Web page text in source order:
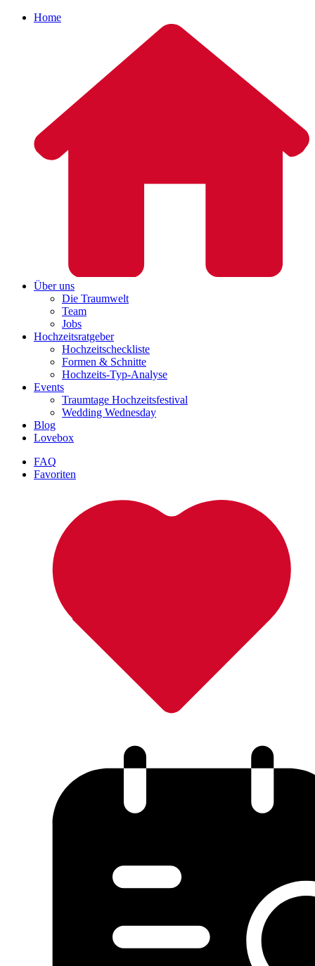
Home
Über uns
Die Traumwelt
Team
Jobs
Hochzeitsratgeber
Hochzeitscheckliste
Formen & Schnitte
Hochzeits-Typ-Analyse
Events
Traumtage Hochzeitsfestival
Wedding Wednesday
Blog
Lovebox
FAQ
Favoriten